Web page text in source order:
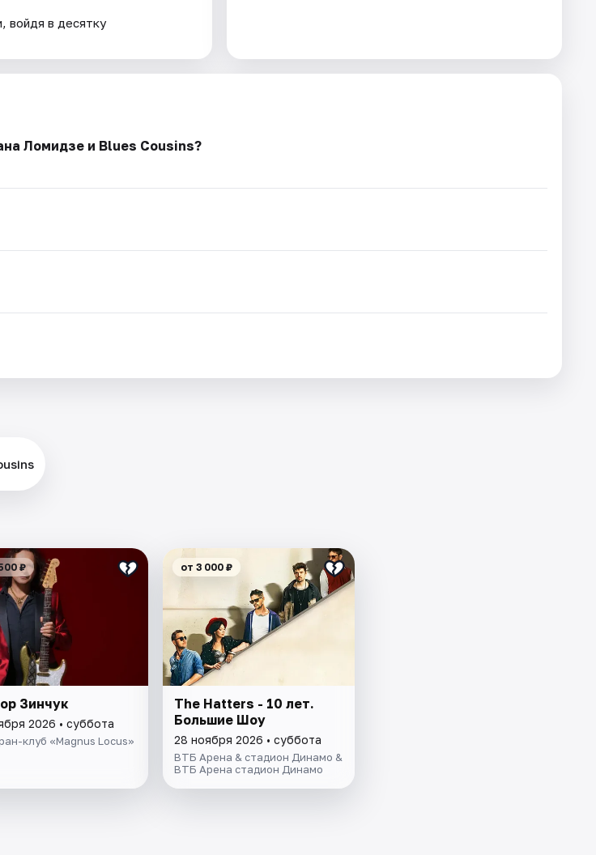
войдя в десятку
Ломидзе и Blues Cousins?
₽
Зинчук
2026 • суббота
клуб «Magnus Locus»
от 3 000 ₽
The Hatters - 10 лет.
Большие Шоу
28 ноября 2026 • суббота
ВТБ Арена & стадион Динамо &
ВТБ Арена стадион Динамо